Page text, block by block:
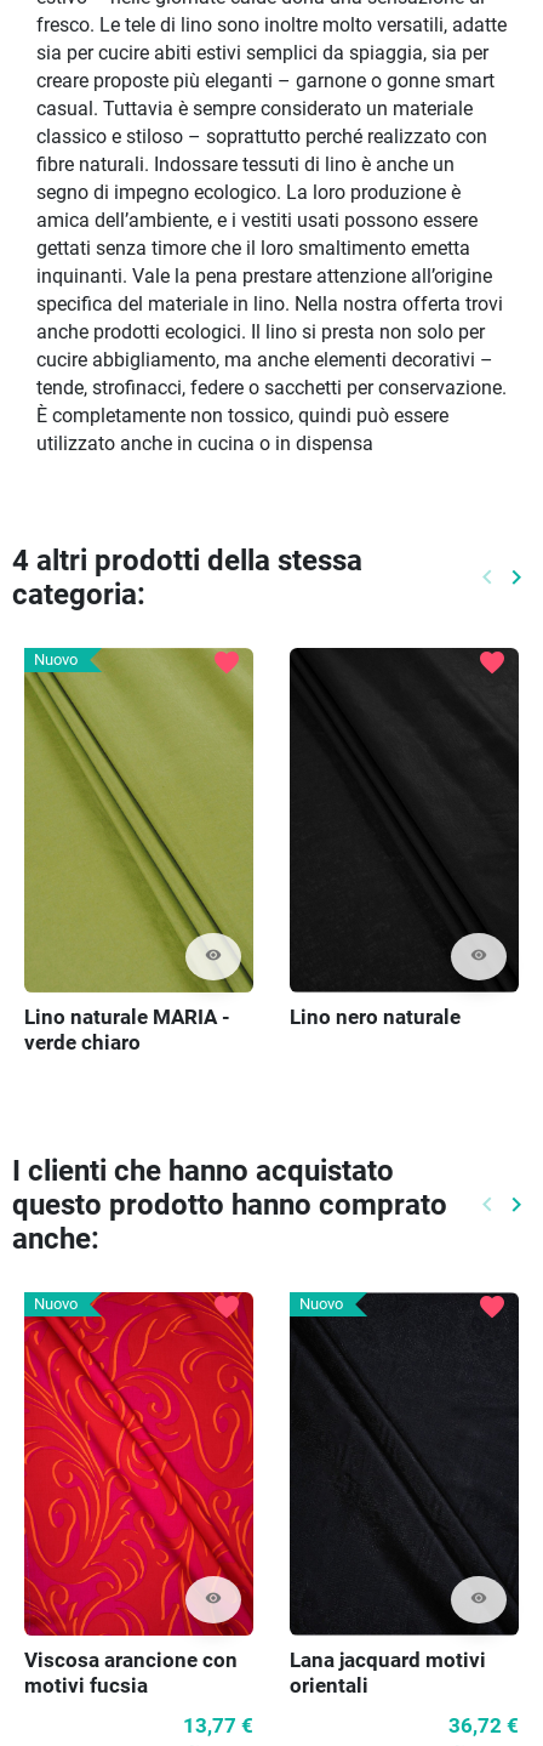
fresco. Le tele di lino sono inoltre molto versatili, adatte
sia per cucire abiti estivi semplici da spiaggia, sia per
creare proposte più eleganti – garnone o gonne smart
casual. Tuttavia è sempre considerato un materiale
classico e stiloso – soprattutto perché realizzato con
fibre naturali. Indossare tessuti di lino è anche un
segno di impegno ecologico. La loro produzione è
amica dell’ambiente, e i vestiti usati possono essere
gettati senza timore che il loro smaltimento emetta
inquinanti. Vale la pena prestare attenzione all’origine
specifica del materiale in lino. Nella nostra offerta trovi
anche prodotti ecologici. Il lino si presta non solo per
cucire abbigliamento, ma anche elementi decorativi –
tende, strofinacci, federe o sacchetti per conservazione.
È completamente non tossico, quindi può essere
utilizzato anche in cucina o in dispensa
4 altri prodotti della stessa
categoria:
keyboard_arrow_left keyboard_arrow_right
Nuovo
visibility
favorite
Lino naturale MARIA -
verde chiaro
visibility
favorite
Lino nero naturale
I clienti che hanno acquistato
questo prodotto hanno comprato
anche:
keyboard_arrow_left keyboard_arrow_right
Nuovo
visibility
favorite
Viscosa arancione con
motivi fucsia
13,77 €
Nuovo
visibility
favorite
Lana jacquard motivi
orientali
36,72 €